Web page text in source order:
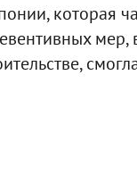
которая
мер,